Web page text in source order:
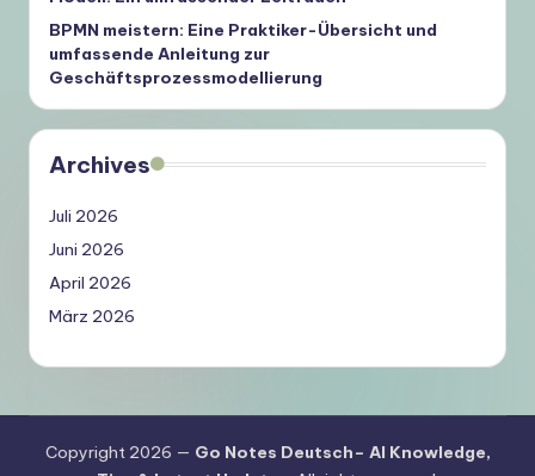
BPMN meistern: Eine Praktiker-Übersicht und
umfassende Anleitung zur
Geschäftsprozessmodellierung
Archives
Juli 2026
Juni 2026
April 2026
März 2026
Copyright 2026 — Go Notes Deutsch– AI Knowledge,